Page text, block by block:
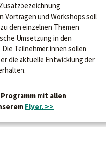
Vorträgen und Workshops soll
den einzelnen Themen
Umsetzung in den
Teilnehmer:innen sollen
die aktuelle Entwicklung der
mit allen
Flyer. >>